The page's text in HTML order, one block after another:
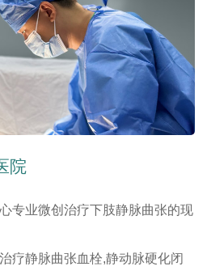
院
专业微创治疗下肢静脉曲张的现
疗静脉曲张血栓,静动脉硬化闭